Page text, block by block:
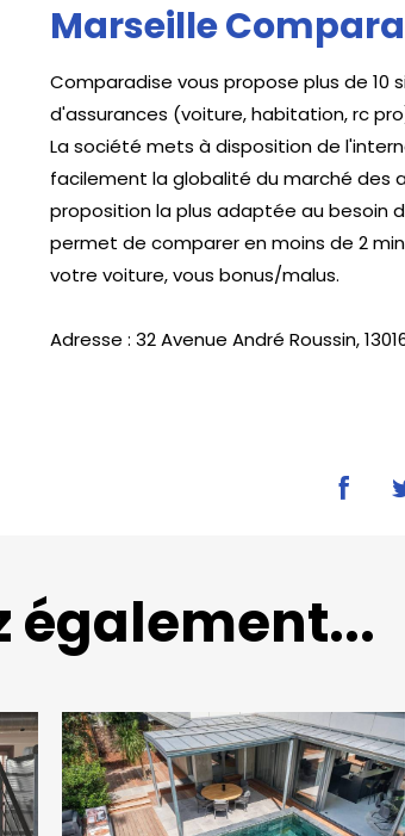
Marseille
Comparadise vous propose plus de
d'assurances (voiture, habitation, rc
La société mets à disposition de
facilement la globalité du marché des
proposition la plus adaptée au besoin
permet de comparer en moins de 2
votre voiture, vous bonus/malus.
Adresse : 32 Avenue André Roussin,
également...